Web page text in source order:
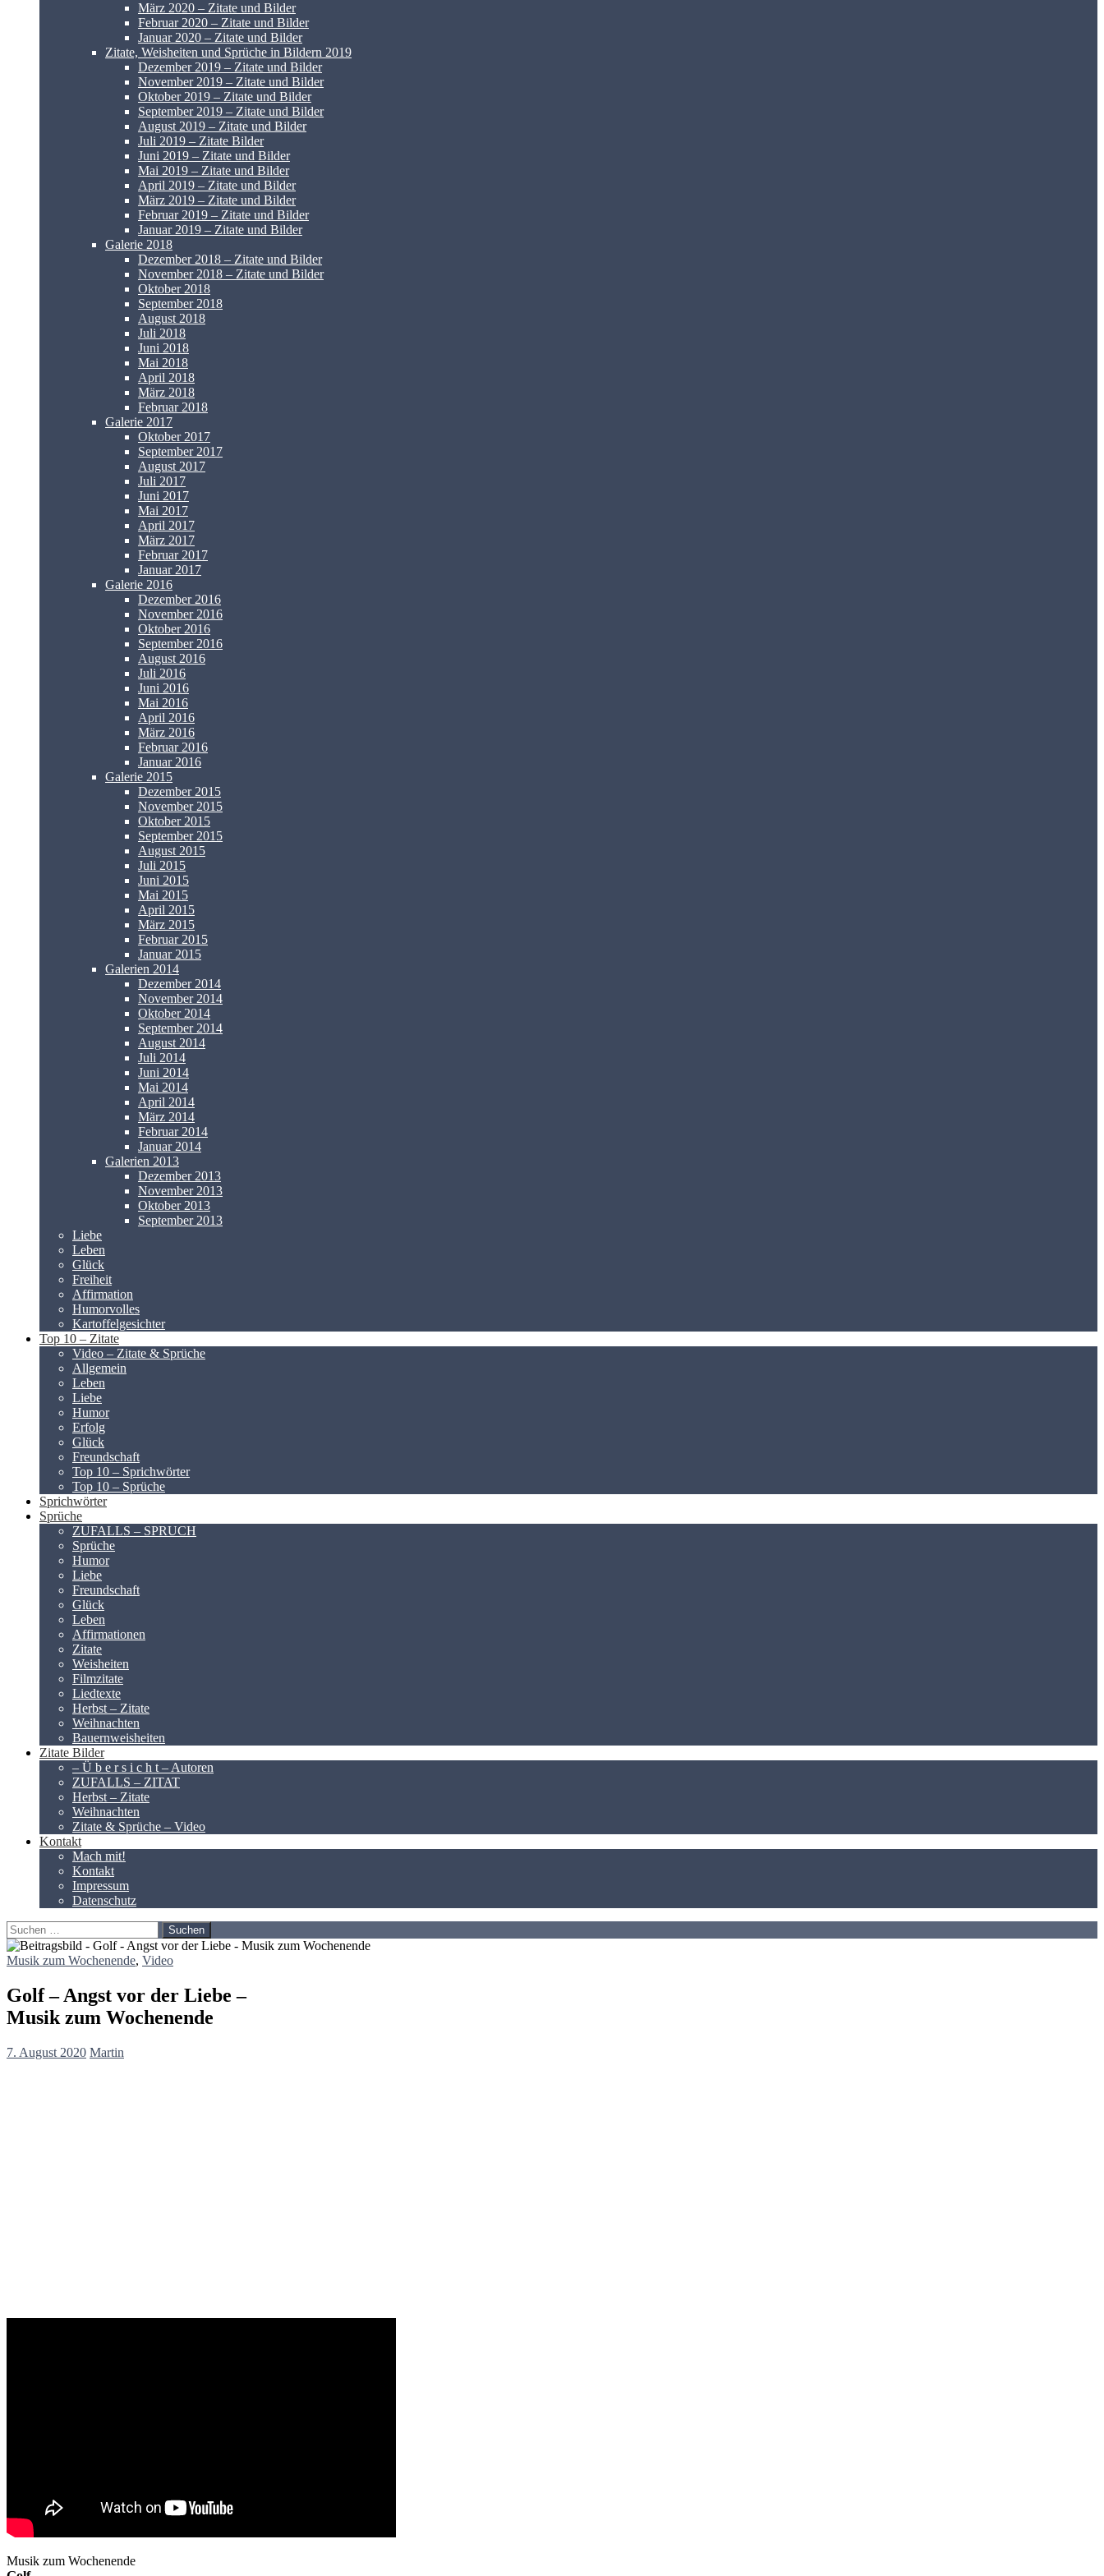
März 2020 – Zitate und Bilder
Februar 2020 – Zitate und Bilder
Januar 2020 – Zitate und Bilder
Zitate, Weisheiten und Sprüche in Bildern 2019
Dezember 2019 – Zitate und Bilder
November 2019 – Zitate und Bilder
Oktober 2019 – Zitate und Bilder
September 2019 – Zitate und Bilder
August 2019 – Zitate und Bilder
Juli 2019 – Zitate Bilder
Juni 2019 – Zitate und Bilder
Mai 2019 – Zitate und Bilder
April 2019 – Zitate und Bilder
März 2019 – Zitate und Bilder
Februar 2019 – Zitate und Bilder
Januar 2019 – Zitate und Bilder
Galerie 2018
Dezember 2018 – Zitate und Bilder
November 2018 – Zitate und Bilder
Oktober 2018
September 2018
August 2018
Juli 2018
Juni 2018
Mai 2018
April 2018
März 2018
Februar 2018
Galerie 2017
Oktober 2017
September 2017
August 2017
Juli 2017
Juni 2017
Mai 2017
April 2017
März 2017
Februar 2017
Januar 2017
Galerie 2016
Dezember 2016
November 2016
Oktober 2016
September 2016
August 2016
Juli 2016
Juni 2016
Mai 2016
April 2016
März 2016
Februar 2016
Januar 2016
Galerie 2015
Dezember 2015
November 2015
Oktober 2015
September 2015
August 2015
Juli 2015
Juni 2015
Mai 2015
April 2015
März 2015
Februar 2015
Januar 2015
Galerien 2014
Dezember 2014
November 2014
Oktober 2014
September 2014
August 2014
Juli 2014
Juni 2014
Mai 2014
April 2014
März 2014
Februar 2014
Januar 2014
Galerien 2013
Dezember 2013
November 2013
Oktober 2013
September 2013
Liebe
Leben
Glück
Freiheit
Affirmation
Humorvolles
Kartoffelgesichter
Top 10 – Zitate
Video – Zitate & Sprüche
Allgemein
Leben
Liebe
Humor
Erfolg
Glück
Freundschaft
Top 10 – Sprichwörter
Top 10 – Sprüche
Sprichwörter
Sprüche
ZUFALLS – SPRUCH
Sprüche
Humor
Liebe
Freundschaft
Glück
Leben
Affirmationen
Zitate
Weisheiten
Filmzitate
Liedtexte
Herbst – Zitate
Weihnachten
Bauernweisheiten
Zitate Bilder
– Ü b e r s i c h t – Autoren
ZUFALLS – ZITAT
Herbst – Zitate
Weihnachten
Zitate & Sprüche – Video
Kontakt
Mach mit!
Kontakt
Impressum
Datenschutz
Suchen
nach:
Musik zum Wochenende, Video
Golf – Angst vor der Liebe –
Musik zum Wochenende
7. August 2020 Martin
Musik zum Wochenende